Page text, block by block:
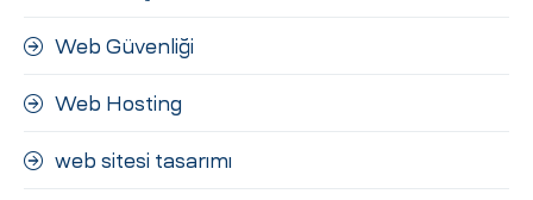
Web Güvenliği
Web Hosting
web sitesi tasarımı